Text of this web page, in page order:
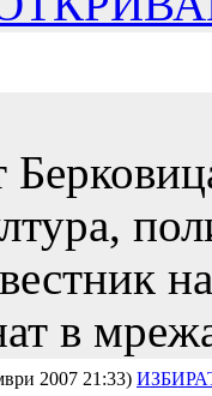
в
2007 21:33)